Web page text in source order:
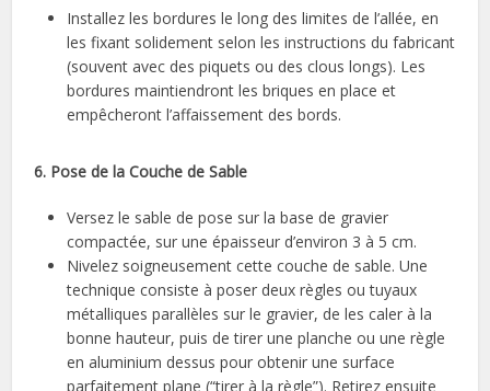
Installez les bordures le long des limites de l’allée, en
les fixant solidement selon les instructions du fabricant
(souvent avec des piquets ou des clous longs). Les
bordures maintiendront les briques en place et
empêcheront l’affaissement des bords.
6. Pose de la Couche de Sable
Versez le sable de pose sur la base de gravier
compactée, sur une épaisseur d’environ 3 à 5 cm.
Nivelez soigneusement cette couche de sable. Une
technique consiste à poser deux règles ou tuyaux
métalliques parallèles sur le gravier, de les caler à la
bonne hauteur, puis de tirer une planche ou une règle
en aluminium dessus pour obtenir une surface
parfaitement plane (“tirer à la règle”). Retirez ensuite